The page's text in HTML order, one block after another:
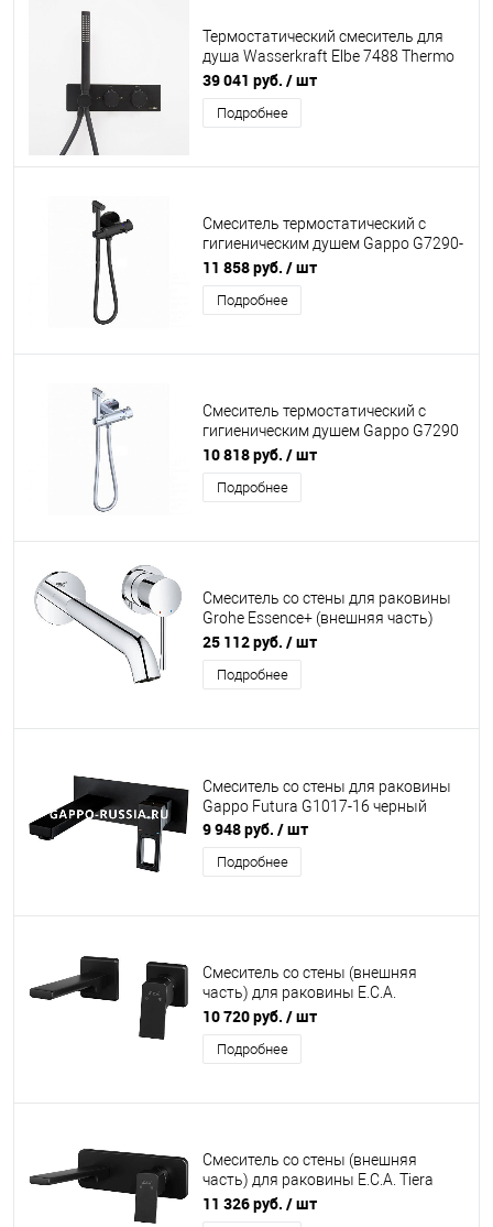
Термостатический смеситель для
душа Wasserkraft Elbe 7488 Thermo
со встраиваемой системой
монтажа, черный soft touch
39 041 руб. / шт
Подробнее
Смеситель термостатический с
гигиеническим душем Gappo G7290-
6 черный
11 858 руб. / шт
Подробнее
Смеситель термостатический с
гигиеническим душем Gappo G7290
хром
10 818 руб. / шт
Подробнее
Смеситель со стены для раковины
Grohe Essence+ (внешняя часть)
19967001
25 112 руб. / шт
Подробнее
Смеситель со стены для раковины
Gappo Futura G1017-16 черный
9 948 руб. / шт
Подробнее
Смеситель со стены (внешняя
часть) для раковины E.C.A.
Смеситель для раковины E.C.A. Tiera
102167605C1EX-KK черный
матовый
10 720 руб. / шт
Подробнее
Смеситель со стены (внешняя
часть) для раковины E.C.A. Tiera
102167605C1EX-K черный матовый
11 326 руб. / шт